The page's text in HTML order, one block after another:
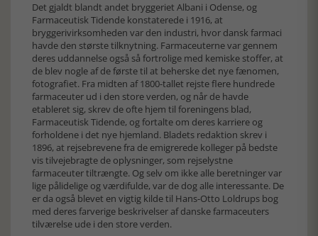
Det gjaldt blandt andet bryggeriet Albani i Odense, og
Farmaceutisk Tidende konstaterede i 1916, at
bryggerivirksomheden var den industri, hvor dansk farmaci
havde den største tilknytning. Farmaceuterne var gennem
deres uddannelse også så fortrolige med kemiske stoffer, at
de blev nogle af de første til at beherske det nye fænomen,
fotografiet. Fra midten af 1800-tallet rejste flere hundrede
farmaceuter ud i den store verden, og når de havde
etableret sig, skrev de ofte hjem til foreningens blad,
Farmaceutisk Tidende, og fortalte om deres karriere og
forholdene i det nye hjemland. Bladets redaktion skrev i
1896, at rejsebrevene fra de emigrerede kolleger på bedste
vis tilvejebragte de oplysninger, som rejselystne
farmaceuter tiltrængte. Og selv om ikke alle beretninger var
lige pålidelige og værdifulde, var de dog alle interessante. De
er da også blevet en vigtig kilde til Hans-Otto Loldrups bog
med deres farverige beskrivelser af danske farmaceuters
tilværelse ude i den store verden.